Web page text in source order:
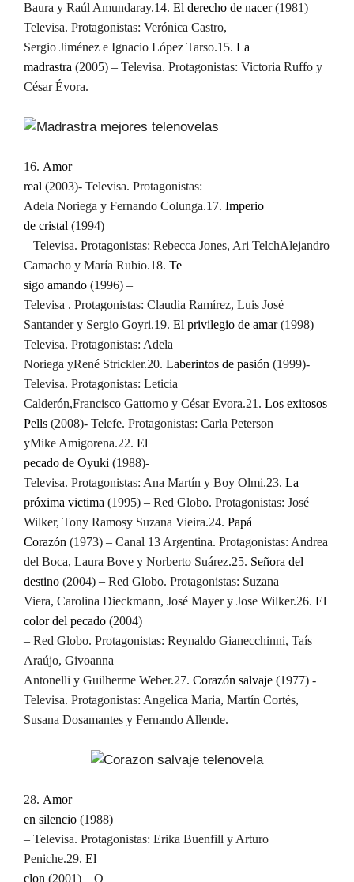
Baura y Raúl Amundaray.14. El derecho de nacer(1981) –
Televisa. Protagonistas: Verónica Castro,
Sergio Jiménez e Ignacio López Tarso.15. La
madrastra (2005) – Televisa. Protagonistas: Victoria Ruffo y
César Évora.
16. Amor
real (2003)- Televisa. Protagonistas:
Adela Noriega y Fernando Colunga.17. Imperio
de cristal (1994)
– Televisa. Protagonistas: Rebecca Jones, Ari TelchAlejandro
Camacho y María Rubio.18. Te
sigo amando (1996) –
Televisa . Protagonistas: Claudia Ramírez, Luis José
Santander y Sergio Goyri.19. El privilegio de amar(1998) –
Televisa. Protagonistas: Adela
Noriega yRené Strickler.20. Laberintos de pasión (1999)-
Televisa. Protagonistas: Leticia
Calderón,Francisco Gattorno y César Evora.21. Los exitosos
Pells (2008)- Telefe. Protagonistas: Carla Peterson
yMike Amigorena.22. El
pecado de Oyuki (1988)-
Televisa. Protagonistas: Ana Martín y Boy Olmi.23. La
próxima victima (1995) – Red Globo. Protagonistas: José
Wilker, Tony Ramosy Suzana Vieira.24. Papá
Corazón (1973) – Canal 13 Argentina. Protagonistas: Andrea
del Boca, Laura Bove y Norberto Suárez.25. Señora del
destino (2004) – Red Globo. Protagonistas: Suzana
Viera, Carolina Dieckmann, José Mayer y Jose Wilker.26. El
color del pecado (2004)
– Red Globo. Protagonistas: Reynaldo Gianecchinni, Taís
Araújo, Givoanna
Antonelli y Guilherme Weber.27. Corazón salvaje (1977) -
Televisa. Protagonistas: Angelica Maria, Martín Cortés,
Susana Dosamantes y Fernando Allende.
28. Amor
en silencio (1988)
– Televisa. Protagonistas: Erika Buenfill y Arturo
Peniche.29. El
clon (2001) – O